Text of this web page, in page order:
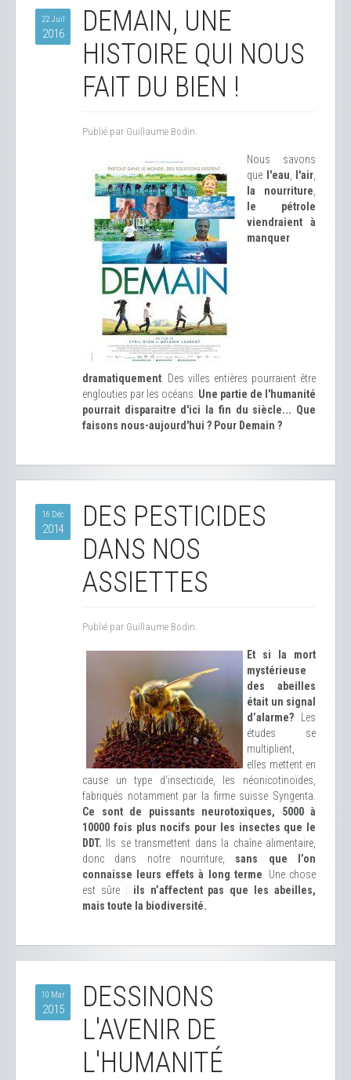
22 Juil
2016
DEMAIN, UNE
HISTOIRE QUI NOUS
FAIT DU BIEN !
Publié par Guillaume Bodin.
Nous savons
que
l'eau l'air
la nourriture
le pétrole
viendraient à
manquer
dramatiquement . Des villes entières pourraient être
englouties par les océans. Une partie de l'humanité
pourrait disparaitre d'ici la fin du siècle... Que
faisons nous-aujourd'hui ? Pour Demain ?
16 Déc
2014
DES PESTICIDES
DANS NOS
ASSIETTES
Publié par Guillaume Bodin.
Et si la mort
mystérieuse
des abeilles
était un signal
d’alarme? Les
études se
multiplient,
elles mettent en
cause un type d’insecticide, les néonicotinoïdes,
fabriqués notamment par la firme suisse Syngenta.
Ce sont de puissants neurotoxiques, 5000 à
10000 fois plus nocifs pour les insectes que le
DDT. Ils se transmettent dans la chaîne alimentaire,
donc dans notre nourriture, sans que l’on
connaisse leurs effets à long terme . Une chose
est sûre : ils n’affectent pas que les abeilles,
mais toute la biodiversité.
10 Mar
2015
DESSINONS
L'AVENIR DE
L'HUMANITÉ